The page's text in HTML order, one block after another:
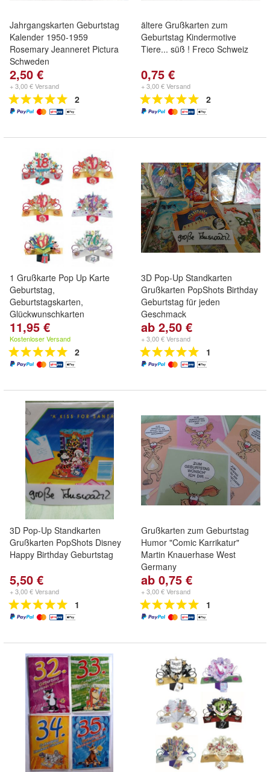
Jahrgangskarten Geburtstag
Kalender 1950-1959
Rosemary Jeanneret Pictura
Schweden
2,50 €
+ 3,00 € Versand
2
ältere Grußkarten zum
Geburtstag Kindermotive
Tiere... süß ! Freco Schweiz
0,75 €
+ 3,00 € Versand
2
1 Grußkarte Pop Up Karte
Geburtstag,
Geburtstagskarten,
Glückwunschkarten
Geschenke
11,95 €
Kostenloser Versand
2
3D Pop-Up Standkarten
Grußkarten PopShots Birthday
Geburtstag für jeden
Geschmack
ab 2,50 €
+ 3,00 € Versand
1
3D Pop-Up Standkarten
Grußkarten PopShots Disney
Happy Birthday Geburtstag
5,50 €
+ 3,00 € Versand
1
Grußkarten zum Geburtstag
Humor "Comic Karrikatur"
Martin Knauerhase West
Germany
ab 0,75 €
+ 3,00 € Versand
1